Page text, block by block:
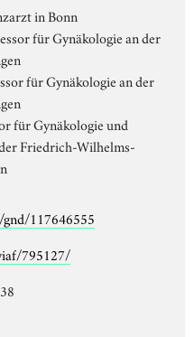
in Bonn
für Gynäkologie an der
für Gynäkologie an der
für Gynäkologie und
Friedrich-Wilhelms-
117646555
795127/